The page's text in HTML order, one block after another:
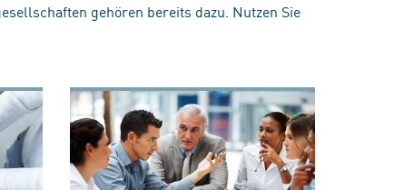
gehören bereits dazu. Nutzen Sie